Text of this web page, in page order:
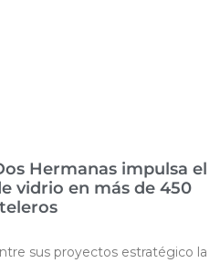
Hermanas impulsa el
vidrio en más de 450
sus proyectos estratégico la